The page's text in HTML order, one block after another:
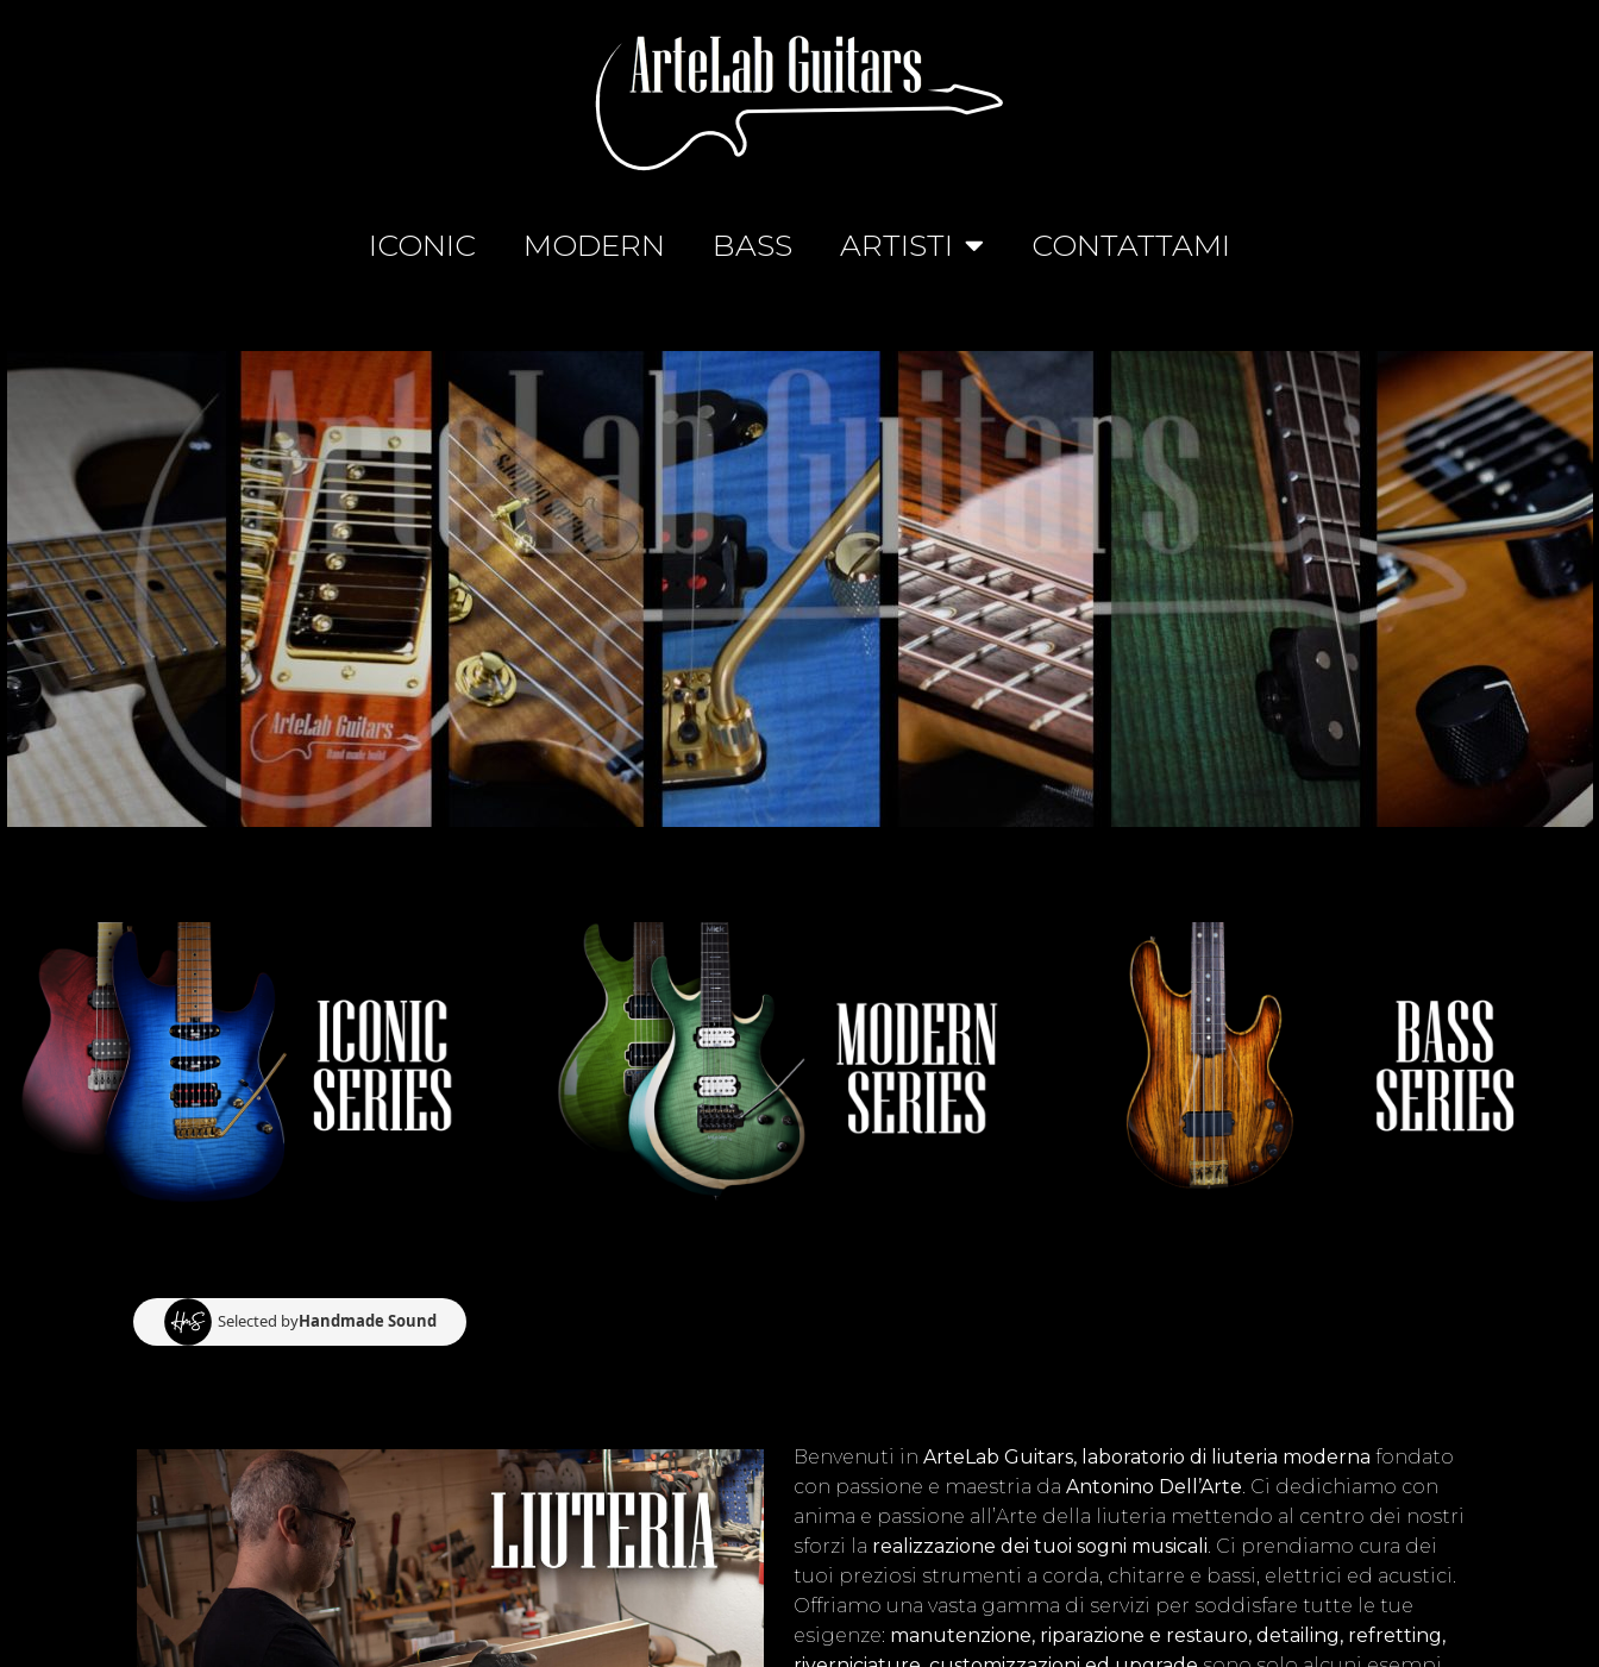
ICONIC MODERN BASS ARTISTI CONTATTAMI
Selected byHandmade Sound
Benvenuti in ArteLab Guitars, laboratorio di liuteria moderna fondato
con passione e maestria da Antonino Dell’Arte . Ci dedichiamo con
anima e passione all’Arte della liuteria mettendo al centro dei nostri
sforzi la realizzazione dei tuoi sogni musicali . Ci prendiamo cura dei
tuoi preziosi strumenti a corda, chitarre e bassi, elettrici ed acustici.
Offriamo una vasta gamma di servizi per soddisfare tutte le tue
esigenze: manutenzione, riparazione e restauro, detailing, refretting,